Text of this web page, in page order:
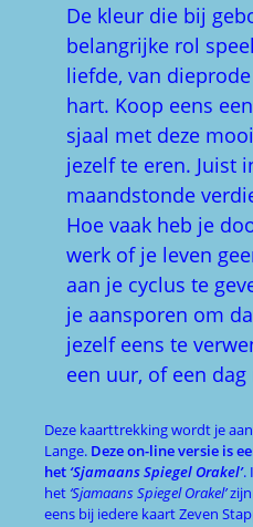
De kleur die bij
belangrijke rol
liefde, van
hart. Koop eens
sjaal met deze
jezelf te eren. Juist
maandstonde
Hoe vaak heb je
werk of je leven
aan je cyclus te
je aansporen om
jezelf eens te
een uur, of een
Deze kaarttrekking wordt je
Lange. Deze on-line versie is
het ‘Sjamaans Spiegel Orakel’.
het ‘Sjamaans Spiegel Orakel’
eens bij iedere kaart Zeven